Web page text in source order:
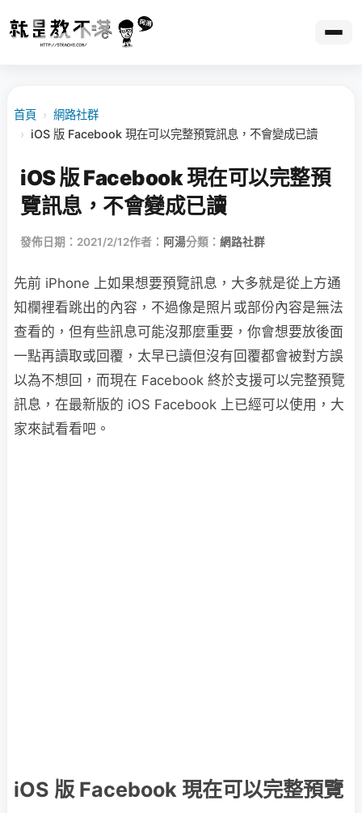
首頁 › 網路社群
› iOS 版 Facebook 現在可以完整預覽訊息，不會變成已讀
iOS 版 Facebook 現在可以完整預
覽訊息，不會變成已讀
發佈日期：2021/2/12作者： 阿湯分類： 網路社群
先前 iPhone 上如果想要預覽訊息，大多就是從上方通
知欄裡看跳出的內容，不過像是照片或部份內容是無法
查看的，但有些訊息可能沒那麼重要，你會想要放後面
一點再讀取或回覆，太早已讀但沒有回覆都會被對方誤
以為不想回，而現在 Facebook 終於支援可以完整預覽
訊息，在最新版的 iOS Facebook 上已經可以使用，大
家來試看看吧。
iOS 版 Facebook 現在可以完整預覽